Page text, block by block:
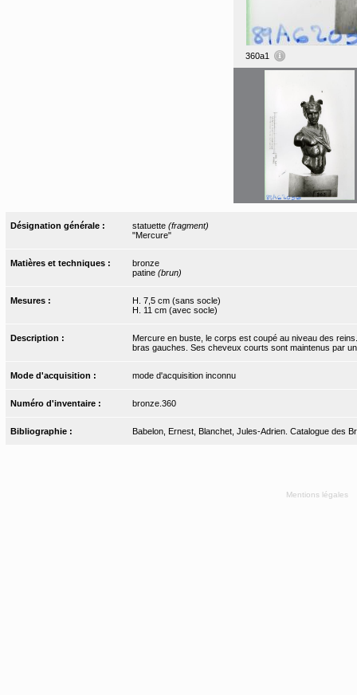
360a1
Désignation générale : statuette (fragment)
"Mercure"
Matières et techniques :
bronze
patine (brun)
Mesures :
H. 7,5 cm (sans socle)
H. 11 cm (avec socle)
Description :
Mercure en buste, le corps est coupé au niveau des
bras gauches. Ses cheveux courts sont maintenus par
Mode d'acquisition : mode d'acquisition inconnu
Numéro d'inventaire : bronze.360
Bibliographie : Babelon, Ernest, Blanchet, Jules-Adrien. Catalogue des
Mentions légales